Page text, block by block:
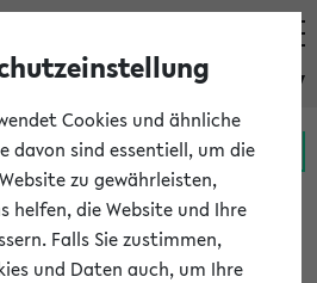
eKVV
Zum MeineUni Portal
der
Cookies und ähnliche
davon sind essentiell, um die
zu gewährleisten,
helfen, die Website und Ihre
Falls Sie zustimmen,
und Daten auch, um Ihre